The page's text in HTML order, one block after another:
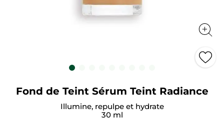
Fond de Teint Sérum Teint Radiance
Illumine, repulpe et hydrate
30 ml